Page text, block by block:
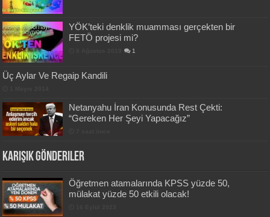
YÖK’teki denklik muamması gerçekten bir
FETÖ projesi mi?
1
Üç Aylar Ve Regaip Kandili
Netanyahu İran Konusunda Rest Çekti:
“Gereken Her Şeyi Yapacağız”
Karışık Gönderiler
Öğretmen atamalarında KPSS yüzde 50,
mülakat yüzde 50 etkili olacak!